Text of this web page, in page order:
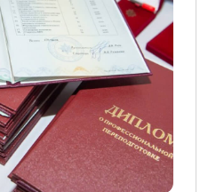
в том,
по духу